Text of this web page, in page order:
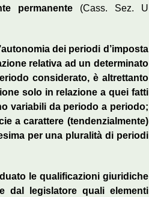
permanente (Cass. Sez. U
dei periodi d’imposta
relativa ad un determinato
considerato, è altrettanto
solo in relazione a quei fatti
variabili da periodo a periodo;
a carattere (tendenzialmente)
per una pluralità di periodi
le qualificazioni giuridiche
dal legislatore quali elementi